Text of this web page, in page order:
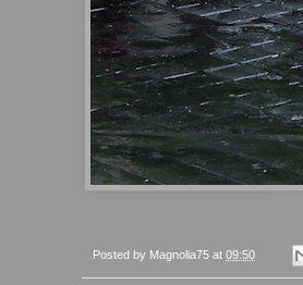
Posted by Magnolia75 at 09:50